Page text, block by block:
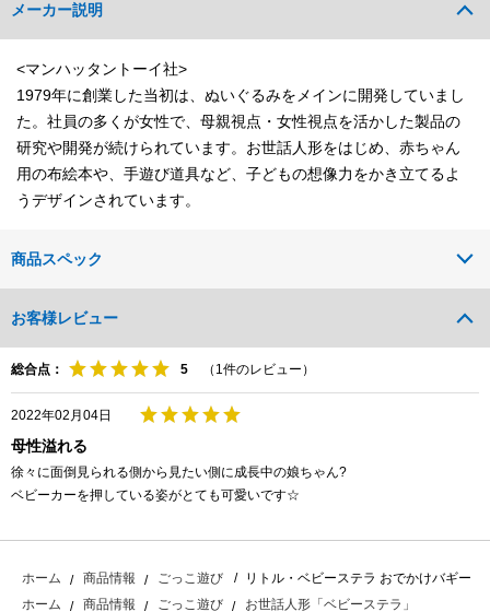
メーカー説明
<マンハッタントーイ社>
1979年に創業した当初は、ぬいぐるみをメインに開発していまし
た。社員の多くが女性で、母親視点・女性視点を活かした製品の
研究や開発が続けられています。お世話人形をはじめ、赤ちゃん
用の布絵本や、手遊び道具など、子どもの想像力をかき立てるよ
うデザインされています。
商品スペック
お客様レビュー
総合点： （ 1件のレビュー）
2022年02月04日
母性溢れる
徐々に面倒見られる側から見たい側に成長中の娘ちゃん?
ベビーカーを押している姿がとても可愛いです☆
ホーム 商品情報 ごっこ遊び
リトル・ベビーステラ おでかけバギー
ホーム
商品情報 ごっこ遊び お世話人形「ベビーステラ」